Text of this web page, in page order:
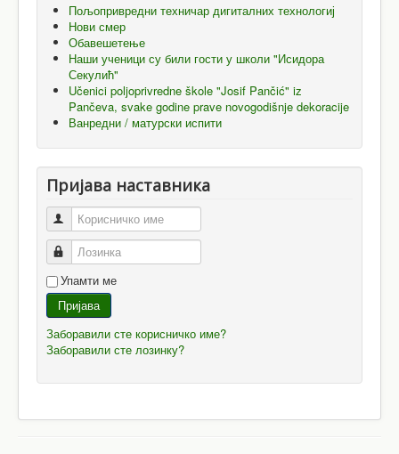
Пољопривредни техничар дигиталних технологиј
Нови смер
Обавешетење
Наши ученици су били гости у школи "Исидора
Секулић"
Učenici poljoprivredne škole "Josif Pančić" iz
Pančeva, svake godine prave novogodišnje dekoracije
Ванредни / матурски испити
Пријава наставника
Корисничко име
Лозинка
Упамти ме
Пријава
Заборавили сте корисничко име?
Заборавили сте лозинку?